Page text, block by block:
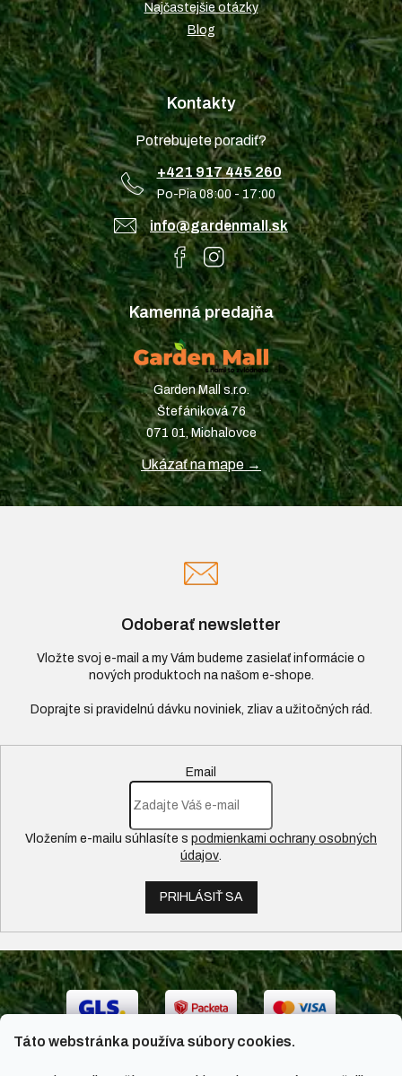
Táto webstránka používa súbory cookies.
Najčastejšie otázky
Blog
Kontakty
Potrebujete poradiť?
+421 917 445 260
Po-Pia 08:00 - 17:00
info@gardenmall.sk
Kamenná predajňa
Garden Mall s.r.o.
Štefániková 76
071 01, Michalovce
Ukázať na mape →
Odoberať newsletter
Vložte svoj e-mail a my Vám budeme zasielať informácie o
nových produktoch na našom e-shope.
Email
Vložením e-mailu súhlasíte s podmienkami ochrany osobných
údajov
PRIHLÁSIŤ SA